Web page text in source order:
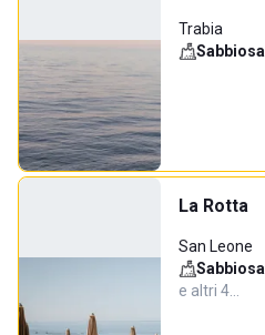
Trabia
Sabbiosa
La Rotta
San Leone
Sabbiosa
e altri 4…